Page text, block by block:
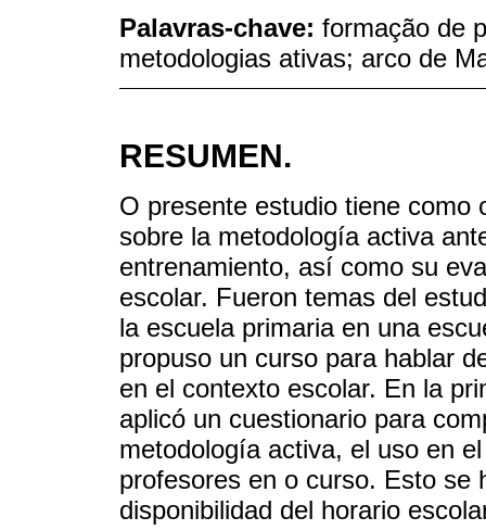
Palavras-chave: formação de
metodologias ativas; arco de
RESUMEN.
O presente estudio tiene como
sobre la metodología activa
entrenamiento, así como su
escolar. Fueron temas del
la escuela primaria en una
propuso un curso para hablar
en el contexto escolar. En la
aplicó un cuestionario para
metodología activa, el uso en
profesores en o curso. Esto se
disponibilidad del horario